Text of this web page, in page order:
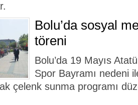
Bolu’da sosyal
töreni
Bolu’da 19 Mayıs
Spor Bayramı nedeni
çelenk sunma programı